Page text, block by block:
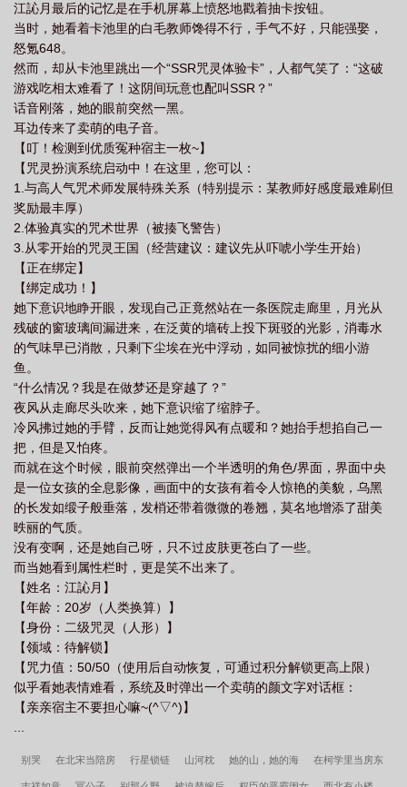
要命的是——普通贴贴只能+1碎片，拥抱+5，要是kiss或亲密接
触。【系统警告：可能导致他不想放你走。】从此，咒术高专多了
个画风清奇的家养咒灵，白天装学生混课堂，晚上开鬼屋吓同学，
抽卡十连靠保底，积分永远不够用。为了不被祓除，她被迫开启
「五条悟挂件」模式：他出任务她跟着，他吃甜品她跟着，他洗澡
时……系统我劝你善良！*某教师：祓除咒灵？不，我选择养熟再
吃。江訫月：？？？你最好说的是甜品！*关于《关于最强咒术师饲
养咒灵的特殊报告》观察记录：1、该咒灵上课时总找借口往五条老
师身边凑。2、动不动就“不小心”摔倒在他身上。3、最近开始变本加
厉，连五条老师洗澡都要跟着，并声称“只是来送换洗衣物”。最终处
置方案：建议由五条老师实施永久性私人收容。（本人已签字同
意）当事人声明：江訫月：报警了，纯粹造谣，是他主动的！报告
批注：夜蛾正道：证据确凿，驳回上诉。【阅读指南】#最强咒术师
×摆烂咒灵少女#1.女主能屈能伸可怂可刚，求生欲极强2.系统是究极
奸商，积分永远不够用3.谈恋爱，大谈特谈
江訫月最后的记忆是在手机屏幕上愤怒地戳着抽卡按钮。
当时，她看着卡池里的白毛教师馋得不行，手气不好，只能强娶，
怒氪648。
然而，却从卡池里跳出一个“SSR咒灵体验卡”，人都气笑了：“这破
游戏吃相太难看了！这阴间玩意也配叫SSR？”
话音刚落，她的眼前突然一黑。
耳边传来了卖萌的电子音。
【叮！检测到优质冤种宿主一枚~】
【咒灵扮演系统启动中！在这里，您可以：
1.与高人气咒术师发展特殊关系（特别提示：某教师好感度最难刷但
奖励最丰厚）
2.体验真实的咒术世界（被揍飞警告）
3.从零开始的咒灵王国（经营建议：建议先从吓唬小学生开始）
【正在绑定】
【绑定成功！】
她下意识地睁开眼，发现自己正竟然站在一条医院走廊里，月光从
残破的窗玻璃间漏进来，在泛黄的墙砖上投下斑驳的光影，消毒水
的气味早已消散，只剩下尘埃在光中浮动，如同被惊扰的细小游
鱼。
“什么情况？我是在做梦还是穿越了？”
夜风从走廊尽头吹来，她下意识缩了缩脖子。
冷风拂过她的手臂，反而让她觉得风有点暖和？她抬手想掐自己一
把，但是又怕疼。
而就在这个时候，眼前突然弹出一个半透明的角色/界面，界面中央
是一位女孩的全息影像，画面中的女孩有着令人惊艳的美貌，乌黑
的长发如缎子般垂落，发梢还带着微微的卷翘，莫名地增添了甜美
昳丽的气质。
没有变啊，还是她自己呀，只不过皮肤更苍白了一些。
而当她看到属性栏时，更是笑不出来了。
【姓名：江訫月】
【年龄：20岁（人类换算）】
【身份：二级咒灵（人形）】
【领域：待解锁】
【咒力值：50/50（使用后自动恢复，可通过积分解锁更高上限）
似乎看她表情难看，系统及时弹出一个卖萌的颜文字对话框：
【亲亲宿主不要担心嘛~(^▽^)】
别哭 在北宋当陪房 行星锁链 山河枕 她的山，她的海 在柯学里当房东